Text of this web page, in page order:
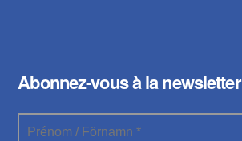
Abonnez-vous à la newsletter